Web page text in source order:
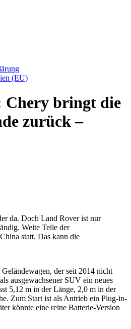
(EU)
Chery bringt die
zurück –
da. Doch Land Rover ist nur
Weite Teile der
statt. Das kann die
der seit 2014 nicht
ausgewachsener SUV ein neues
5,12 m in der Länge, 2,0 m in der
Zum Start ist als Antrieb ein Plug-in-
könnte eine reine Batterie-Version